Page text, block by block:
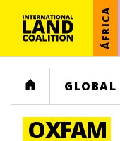
ÁFRICA
HOME GLOBAL
OXFAM